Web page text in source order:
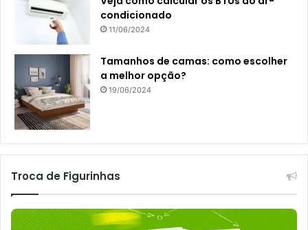
condicionado
11/06/2024
Tamanhos de camas: como escolher
a melhor opção?
19/06/2024
Troca de Figurinhas